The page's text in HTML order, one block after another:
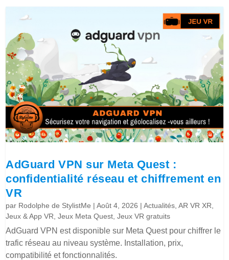
AdGuard VPN sur Meta Quest :
confidentialité réseau et chiffrement en
VR
par Rodolphe de StylistMe |Août 4, 2026 |Actualités ,AR VR XR
Jeux & App VR ,Jeux Meta Quest ,Jeux VR gratuits
AdGuard VPN est disponible sur Meta Quest pour chiffrer le
trafic réseau au niveau système. Installation, prix,
compatibilité et fonctionnalités.